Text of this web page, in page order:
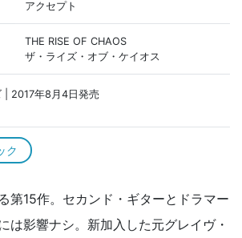
アクセプト
THE RISE OF CHAOS
ザ・ライズ・オブ・ケイオス
| 2017年8月4日発売
ク
第15作。セカンド・ギターとドラマー
は影響ナシ。新加入した元グレイヴ・